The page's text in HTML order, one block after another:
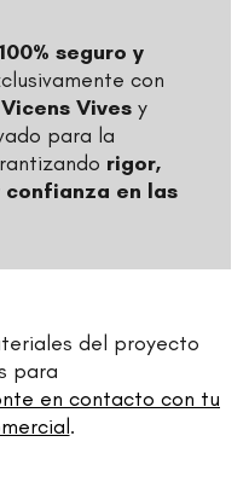
100% seguro y
con
Vives y
para la
rigor,
en las
del proyecto
para
en contacto con tu
.